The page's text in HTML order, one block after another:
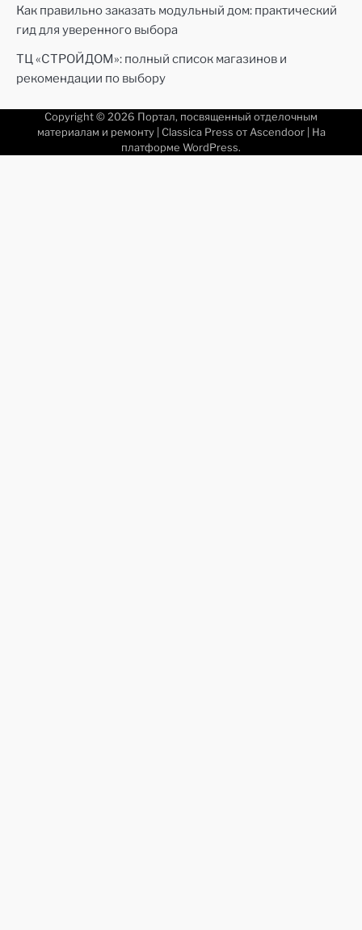
Как правильно заказать модульный дом: практический
гид для уверенного выбора
ТЦ «СТРОЙДОМ»: полный список магазинов и
рекомендации по выбору
Copyright © 2026 Портал, посвященный отделочным
материалам и ремонту| Classica Press от Ascendoor| На
платформе WordPress.